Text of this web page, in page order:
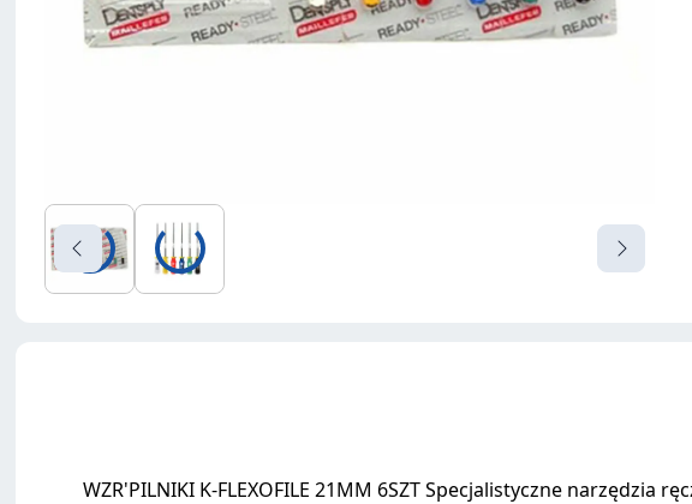
WZR'PILNIKI K-FLEXOFILE 21MM 6SZT Specjalistyczne